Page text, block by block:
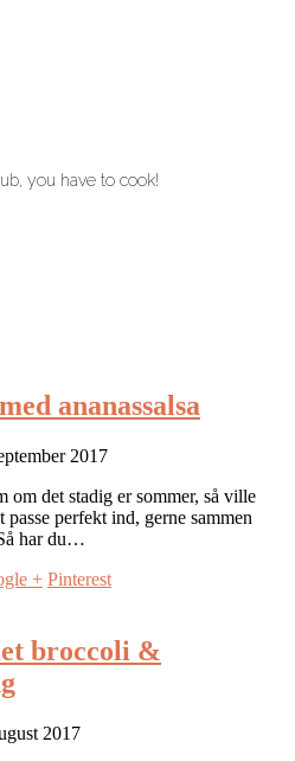
you have to cook!
ananassalsa
2017
om det stadig er sommer, så ville
perfekt ind, gerne sammen
har du…
+ Pinterest
broccoli &
2017